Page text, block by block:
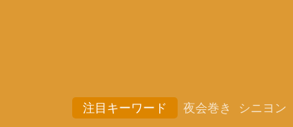
注目キーワード 夜会巻き シニヨン